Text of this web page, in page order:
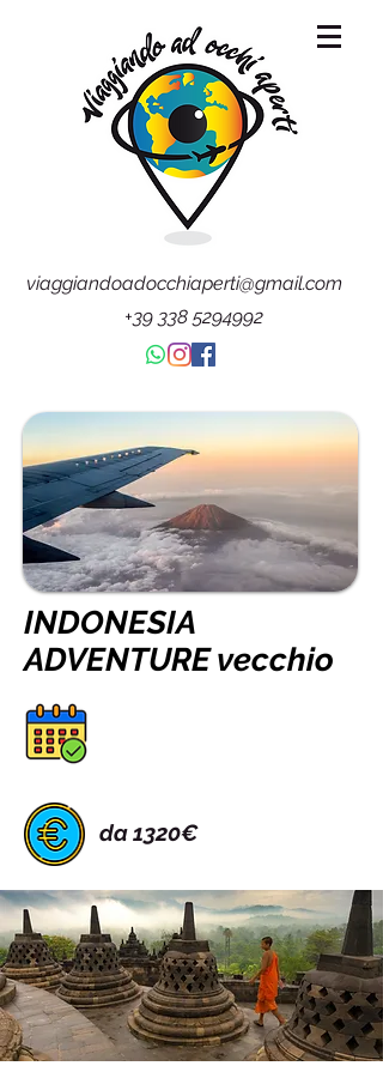
viaggiandoadocchiaperti@gmail.com
+39 338 5294992
INDONESIA
ADVENTURE vecchio
da 1320€